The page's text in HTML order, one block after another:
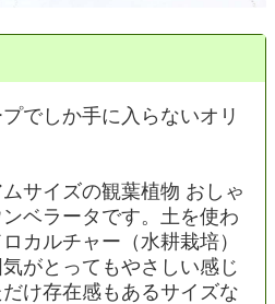
でしか手に入らないオリ
サイズの観葉植物 おしゃ
ベラータです。土を使わ
カルチャー（水耕栽培）
がとってもやさしい感じ
け存在感もあるサイズな